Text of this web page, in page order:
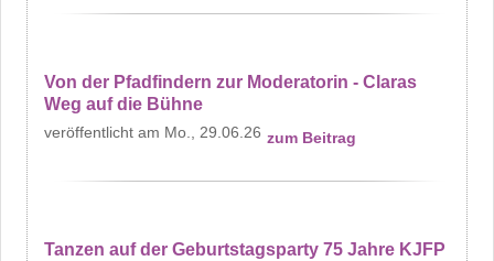
Von der Pfadfindern zur Moderatorin - Claras
Weg auf die Bühne
Mo., 29.06.26 zum Beitrag
Tanzen auf der Geburtstagsparty 75 Jahre KJFP